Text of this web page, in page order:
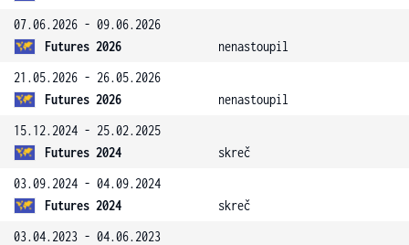
07.06.2026 - 09.06.2026
Futures 2026
nenastoupil
21.05.2026 - 26.05.2026
Futures 2026
nenastoupil
15.12.2024 - 25.02.2025
Futures 2024
skreč
03.09.2024 - 04.09.2024
Futures 2024
skreč
03.04.2023 - 04.06.2023